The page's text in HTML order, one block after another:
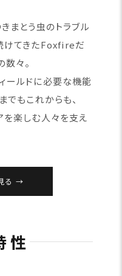
まとう虫のトラブル
けてきたFoxfireだ
々。
ールドに必要な機能
でもこれからも、
を楽しむ人々を支え
る
性